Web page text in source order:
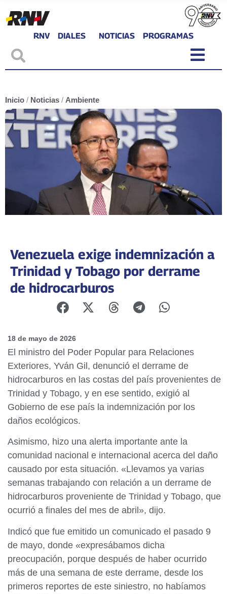
RNV DIALES NOTICIAS PROGRAMAS
Inicio / Noticias / Ambiente
Venezuela exige indemnización a
Trinidad y Tobago por derrame
de hidrocarburos
18 de mayo de 2026
El ministro del Poder Popular para Relaciones
Exteriores, Yván Gil, denunció el derrame de
hidrocarburos en las costas del país provenientes de
Trinidad y Tobago, y en ese sentido, exigió al
Gobierno de ese país la indemnización por los
daños ecológicos.
Asimismo, hizo una alerta importante ante la
comunidad nacional e internacional acerca del daño
causado por esta situación. «Llevamos ya varias
semanas trabajando con relación a un derrame de
hidrocarburos proveniente de Trinidad y Tobago, que
ocurrió a finales del mes de abril», dijo.
Indicó que fue emitido un comunicado el pasado 9
de mayo, donde «expresábamos dicha
preocupación, porque después de haber ocurrido
más de una semana de este derrame, desde los
primeros reportes de este siniestro, no habíamos